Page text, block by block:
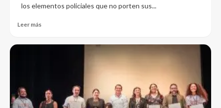
los elementos policiales que no porten sus...
Leer más